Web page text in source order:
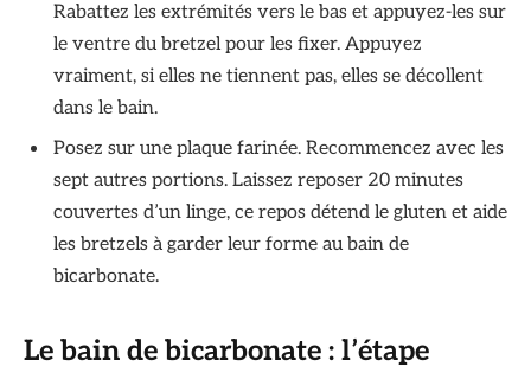
Rabattez les extrémités vers le bas et appuyez-les sur
le ventre du bretzel pour les fixer. Appuyez
vraiment, si elles ne tiennent pas, elles se décollent
dans le bain.
Posez sur une plaque farinée. Recommencez avec les
sept autres portions. Laissez reposer 20 minutes
couvertes d’un linge, ce repos détend le gluten et aide
les bretzels à garder leur forme au bain de
bicarbonate.
Le bain de bicarbonate : l’étape